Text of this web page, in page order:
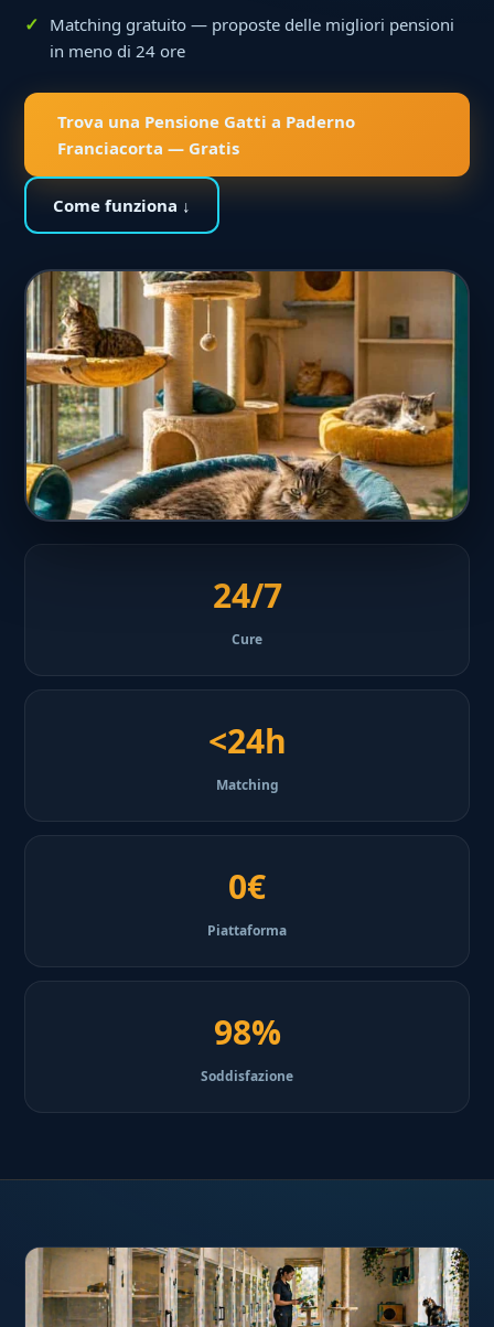
Matching gratuito — proposte delle migliori pensioni
in meno di 24 ore
Trova una Pensione Gatti a Paderno
Franciacorta — Gratis
Come funziona ↓
24/7
Cure
<24h
Matching
0€
Piattaforma
98%
Soddisfazione